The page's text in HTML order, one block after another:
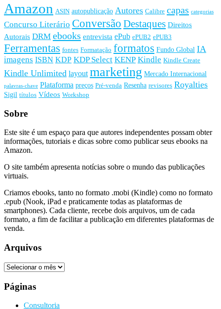
Amazon ASIN autopublicação Autores Calibre capas categorias
Concurso Literário Conversão Destaques Direitos
Autorais DRM ebooks entrevista ePub ePUB2 ePUB3
Ferramentas fontes Formatação formatos Fundo Global IA
imagens ISBN KDP KDP Select KENP Kindle Kindle Create
Kindle Unlimited layout marketing Mercado Internacional
palavras-chave Plataforma preços Pré-venda Resenha revisores Royalties
Sigil títulos Vídeos Workshop
Sobre
Este site é um espaço para que autores independentes possam obter
informações, tutoriais e dicas sobre como publicar seus ebooks na
Amazon.
O site também apresenta notícias sobre o mundo das publicações
virtuais.
Criamos ebooks, tanto no formato .mobi (Kindle) como no formato
.epub (Nook, iPad e praticamente todas as plataformas de
smartphones). Cada cliente, recebe dois arquivos, um de cada
formato, a fim de facilitar a publicação em diferentes plataformas de
venda.
Arquivos
Arquivos
Páginas
Consultoria